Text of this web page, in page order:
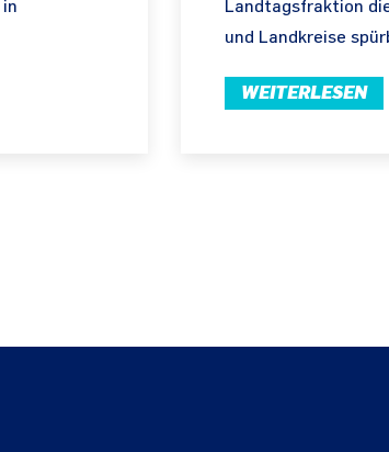
in
Landtagsfraktion
und Landkreise
WEITERLESEN